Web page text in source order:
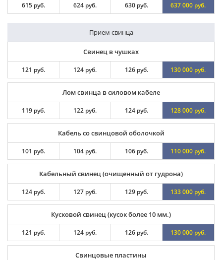
615 руб. 624 руб. 630 руб. 637 000 руб.
Прием свинца
Свинец в чушках
121 руб. 124 руб. 126 руб. 130 000 руб.
Лом свинца в силовом кабеле
119 руб. 122 руб. 124 руб. 128 000 руб.
Кабель со свинцовой оболочкой
101 руб. 104 руб. 106 руб. 110 000 руб.
Кабельный свинец (очищенный от гудрона)
124 руб. 127 руб. 129 руб. 133 000 руб.
Кусковой свинец (кусок более 10 мм.)
121 руб. 124 руб. 126 руб. 130 000 руб.
Свинцовые пластины